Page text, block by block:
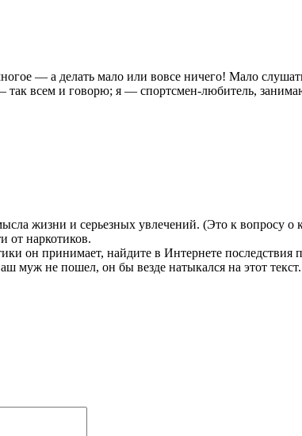
— а делать мало или вовсе ничего! Мало
всем и говорю; я — спортсмен-любитель,
жизни и серьезных увлечений. (Это к вопросу о
от наркотиков.
он принимает, найдите в Интернете
муж не пошел, он бы везде натыкался на этот текст.